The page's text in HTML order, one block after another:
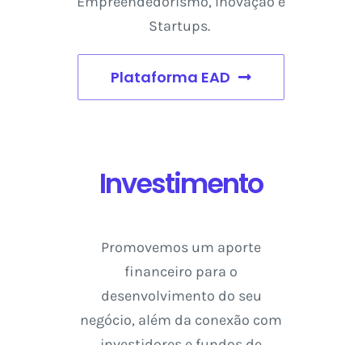
Startups.
Plataforma EAD
Investimento
Promovemos um aporte
financeiro para o
desenvolvimento do seu
negócio, além da conexão com